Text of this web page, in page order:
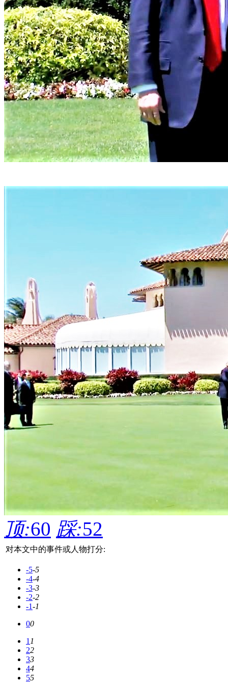
顶:60 踩:52
对本文中的事件或人物打分:
-5-5
-4-4
-3-3
-2-2
-1-1
00
11
22
33
44
55